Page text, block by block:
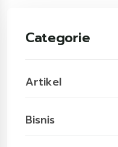
Categorie
Artikel
Bisnis